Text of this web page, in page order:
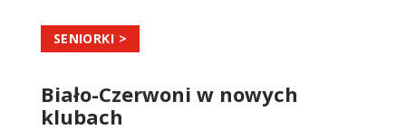
SENIORKI >
Biało-Czerwoni w nowych
klubach